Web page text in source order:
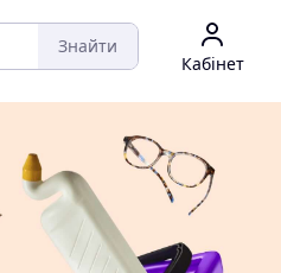
Знайти
Кабінет